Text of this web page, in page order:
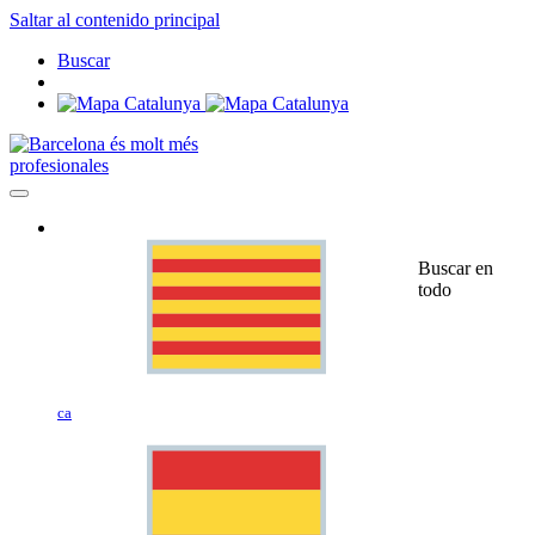
Saltar al contenido principal
Buscar
profesionales
ca
Buscar en
todo